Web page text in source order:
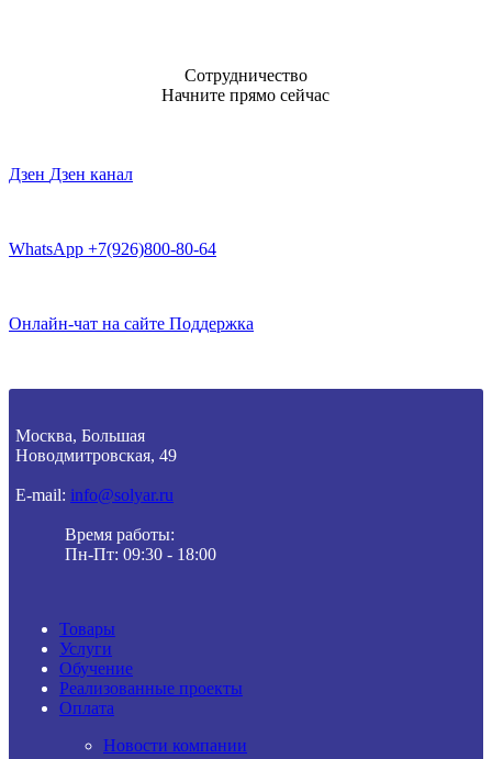
Сотрудничество
Начните прямо сейчас
Дзен Дзен канал
WhatsApp +7(926)800-80-64
Онлайн-чат на сайте Поддержка
Москва, Большая
Новодмитровская, 49
E-mail: info@solyar.ru
Время работы:
Пн-Пт: 09:30 - 18:00
Товары
Услуги
Обучение
Реализованные проекты
Оплата
Новости компании